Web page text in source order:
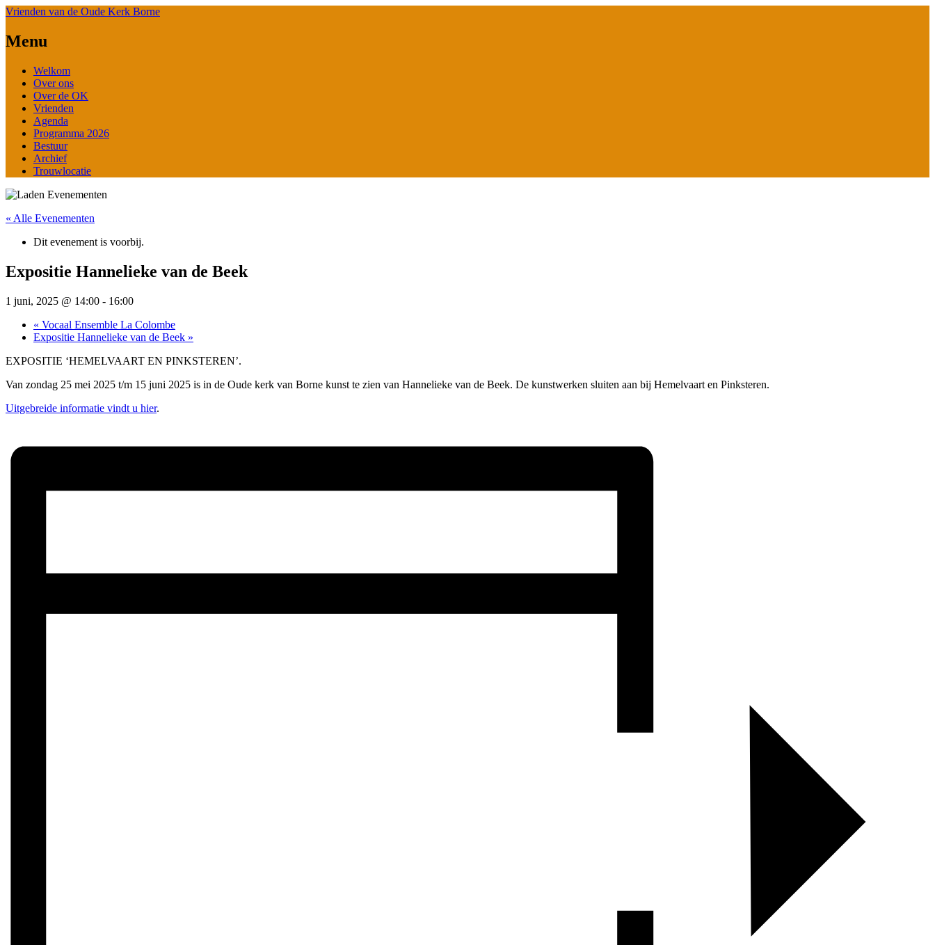
Vrienden van de Oude Kerk Borne
Menu
Spring
naar
inhoud
Welkom
Over ons
Over de OK
Vrienden
Agenda
Programma 2026
Bestuur
Archief
Trouwlocatie
« Alle Evenementen
Dit evenement is voorbij.
Expositie Hannelieke van de Beek
1 juni, 2025 @ 14:00 - 16:00
« Vocaal Ensemble La Colombe
Expositie Hannelieke van de Beek »
EXPOSITIE ‘HEMELVAART EN PINKSTEREN’.
Van zondag 25 mei 2025 t/m 15 juni 2025 is in de Oude kerk van Borne kunst te zien van Hannelieke van de Beek. De kunstwerken sluiten aan bij Hemelvaart en Pinksteren.
Uitgebreide informatie vindt u hier.